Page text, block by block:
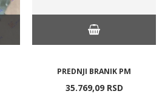
PREDNJI BRANIK PM
35.769,09 RSD